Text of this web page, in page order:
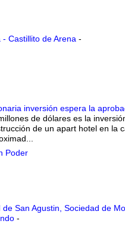
Castillito de Arena -
inversión espera la
de dólares es la
de un apart hotel en la
Poder
San Agustin, Sociedad de
-